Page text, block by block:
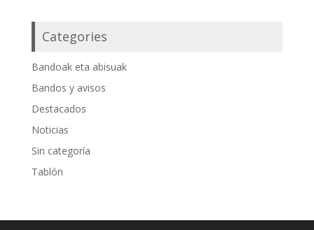
Categories
Bandoak eta abisuak
Bandos y avisos
Destacados
Noticias
Sin categoría
Tablón